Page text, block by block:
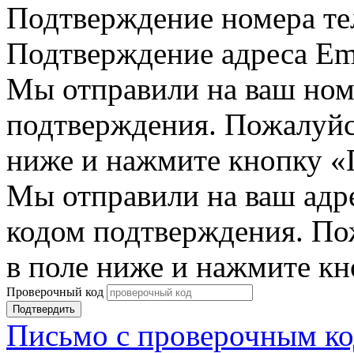
Подтверждение номера
Подтверждение адреса
Мы отправили на ваш
подтверждения.
ниже и нажмите кнопку
Мы отправили на ваш
кодом подтверждения.
в поле ниже и нажмите
Проверочный код
Подтвердить
Письмо с проверочным